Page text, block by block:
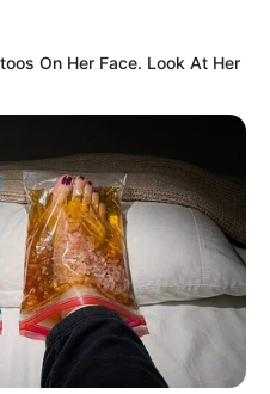
On Her Face. Look At Her